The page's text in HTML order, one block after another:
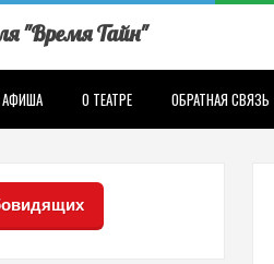
"Время Тайн"
АФИША О ТЕАТРЕ ОБРАТНАЯ СВЯЗЬ